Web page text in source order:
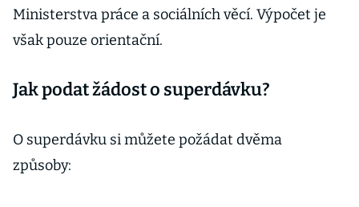
Ministerstva práce a sociálních věcí. Výpočet je
však pouze orientační.
Jak podat žádost o superdávku?
O superdávku si můžete požádat dvěma
způsoby: